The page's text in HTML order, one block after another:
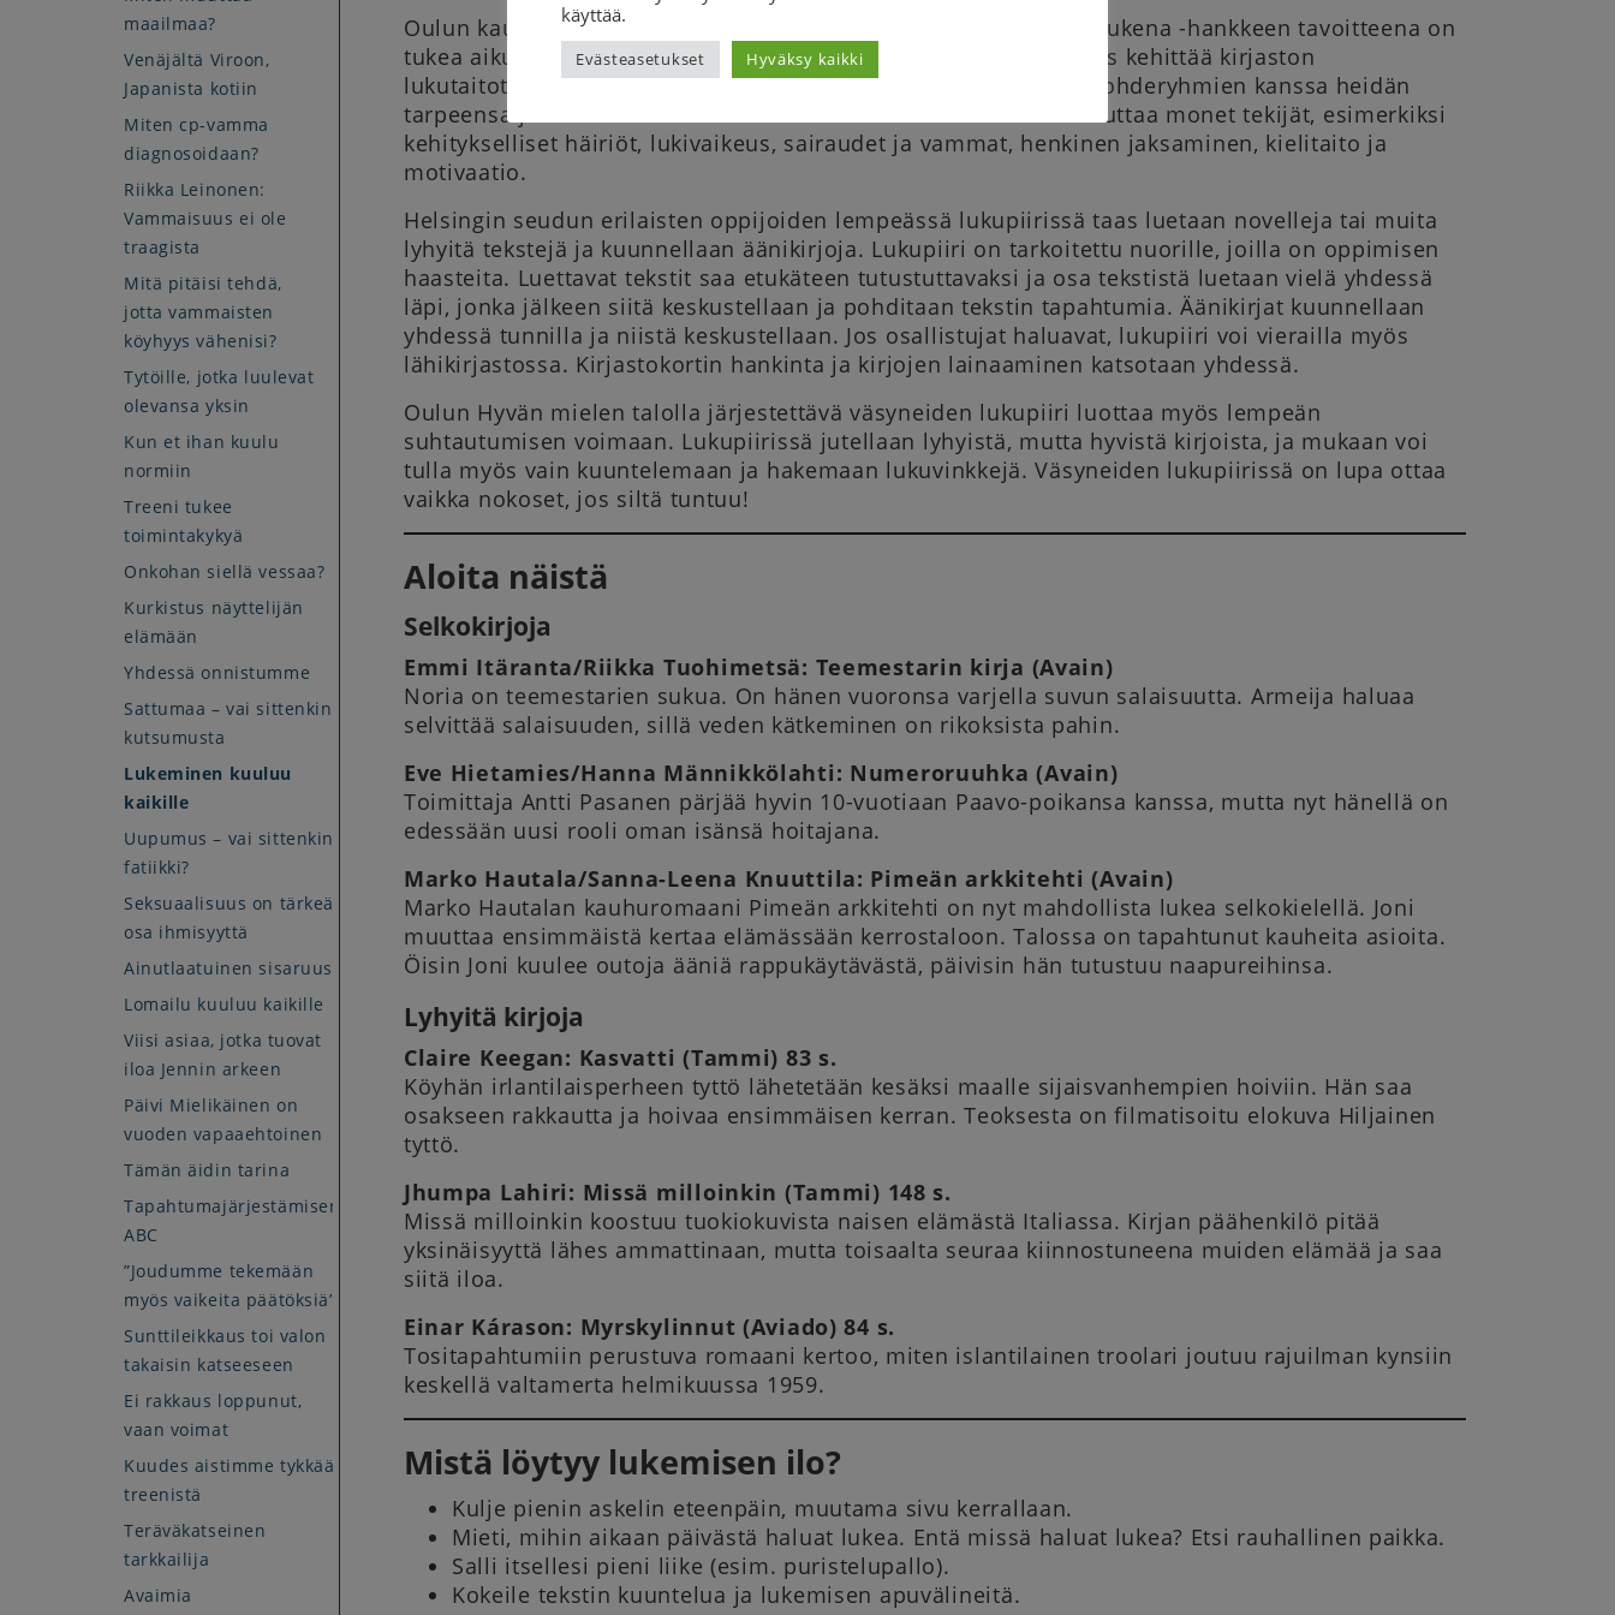
maailmaa?
Venäjältä Viroon,
Japanista kotiin
Miten cp-vamma
diagnosoidaan?
Riikka Leinonen:
Vammaisuus ei ole
traagista
Mitä pitäisi tehdä,
jotta vammaisten
köyhyys vähenisi?
Tytöille, jotka luulevat
olevansa yksin
Kun et ihan kuulu
normiin
Treeni tukee
toimintakykyä
Onkohan siellä vessaa?
Kurkistus näyttelijän
elämään
Yhdessä onnistumme
Sattumaa – vai sittenkin
kutsumusta
Lukeminen kuuluu
kaikille
Uupumus – vai sittenkin
fatiikki?
Seksuaalisuus on tärkeä
osa ihmisyyttä
Ainutlaatuinen sisaruus
Lomailu kuuluu kaikille
Viisi asiaa, jotka tuovat
iloa Jennin arkeen
Päivi Mielikäinen on
vuoden vapaaehtoinen
Tämän äidin tarina
Tapahtumajärjestämisen
ABC
”Joudumme tekemään
myös vaikeita päätöksiä”
Sunttileikkaus toi valon
takaisin katseeseen
Ei rakkaus loppunut,
vaan voimat
Kuudes aistimme tykkää
treenistä
Teräväkatseinen
tarkkailija
Avaimia
Oulun kaupunginkirjaston Ahaa! – kirjasto aikuisten lukutaidon tukena -hankkeen tavoitteena on
tukea aikuisten monipuolista lukutaitoa. Hankkeessa on tarkoitus kehittää kirjaston
lukutaitotyötä ja palveluja aikuisille yhdessä eri toimijoiden ja kohderyhmien kanssa heidän
tarpeensa ja toiveensa huomioiden. Lukemiseen kun voivat vaikuttaa monet tekijät, esimerkiksi
kehitykselliset häiriöt, lukivaikeus, sairaudet ja vammat, henkinen jaksaminen, kielitaito ja
motivaatio.
Helsingin seudun erilaisten oppijoiden lempeässä lukupiirissä taas luetaan novelleja tai muita
lyhyitä tekstejä ja kuunnellaan äänikirjoja. Lukupiiri on tarkoitettu nuorille, joilla on oppimisen
haasteita. Luettavat tekstit saa etukäteen tutustuttavaksi ja osa tekstistä luetaan vielä yhdessä
läpi, jonka jälkeen siitä keskustellaan ja pohditaan tekstin tapahtumia. Äänikirjat kuunnellaan
yhdessä tunnilla ja niistä keskustellaan. Jos osallistujat haluavat, lukupiiri voi vierailla myös
lähikirjastossa. Kirjastokortin hankinta ja kirjojen lainaaminen katsotaan yhdessä.
Oulun Hyvän mielen talolla järjestettävä väsyneiden lukupiiri luottaa myös lempeän
suhtautumisen voimaan. Lukupiirissä jutellaan lyhyistä, mutta hyvistä kirjoista, ja mukaan voi
tulla myös vain kuuntelemaan ja hakemaan lukuvinkkejä. Väsyneiden lukupiirissä on lupa ottaa
vaikka nokoset, jos siltä tuntuu!
Aloita näistä
Selkokirjoja
Emmi Itäranta/Riikka Tuohimetsä: Teemestarin kirja (Avain)
Noria on teemestarien sukua. On hänen vuoronsa varjella suvun salaisuutta. Armeija haluaa
selvittää salaisuuden, sillä veden kätkeminen on rikoksista pahin.
Eve Hietamies/Hanna Männikkölahti: Numeroruuhka (Avain)
Toimittaja Antti Pasanen pärjää hyvin 10-vuotiaan Paavo-poikansa kanssa, mutta nyt hänellä on
edessään uusi rooli oman isänsä hoitajana.
Marko Hautala/Sanna-Leena Knuuttila: Pimeän arkkitehti (Avain)
Marko Hautalan kauhuromaani Pimeän arkkitehti on nyt mahdollista lukea selkokielellä. Joni
muuttaa ensimmäistä kertaa elämässään kerrostaloon. Talossa on tapahtunut kauheita asioita.
Öisin Joni kuulee outoja ääniä rappukäytävästä, päivisin hän tutustuu naapureihinsa.
Lyhyitä kirjoja
Claire Keegan: Kasvatti (Tammi) 83 s.
Köyhän irlantilaisperheen tyttö lähetetään kesäksi maalle sijaisvanhempien hoiviin. Hän saa
osakseen rakkautta ja hoivaa ensimmäisen kerran. Teoksesta on filmatisoitu elokuva Hiljainen
tyttö.
Jhumpa Lahiri: Missä milloinkin (Tammi) 148 s.
Missä milloinkin koostuu tuokiokuvista naisen elämästä Italiassa. Kirjan päähenkilö pitää
yksinäisyyttä lähes ammattinaan, mutta toisaalta seuraa kiinnostuneena muiden elämää ja saa
siitä iloa.
Einar Kárason: Myrskylinnut (Aviado) 84 s.
Tositapahtumiin perustuva romaani kertoo, miten islantilainen troolari joutuu rajuilman kynsiin
keskellä valtamerta helmikuussa 1959.
Mistä löytyy lukemisen ilo?
Kulje pienin askelin eteenpäin, muutama sivu kerrallaan.
Mieti, mihin aikaan päivästä haluat lukea. Entä missä haluat lukea? Etsi rauhallinen paikka.
Salli itsellesi pieni liike (esim. puristelupallo).
Kokeile tekstin kuuntelua ja lukemisen apuvälineitä.
käyttää.
Evästeasetukset Hyväksy kaikki